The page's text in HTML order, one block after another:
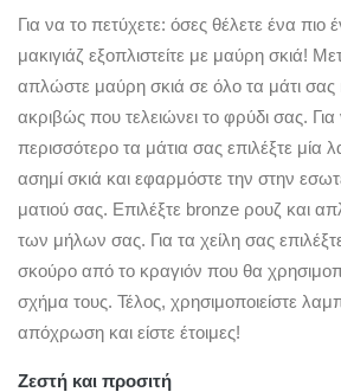
Για να το πετύχετε: όσες θέλετε ένα πιο
μακιγιάζ εξοπλιστείτε με μαύρη σκιά!
απλώστε μαύρη σκιά σε όλο τα μάτι σας
ακριβώς που τελειώνει το φρύδι σας.
περισσότερο τα μάτια σας επιλέξτε
ασημί σκιά και εφαρμόστε την στην
ματιού σας. Επιλέξτε bronze ρουζ και
των μήλων σας. Για τα χείλη σας
σκούρο από το κραγιόν που θα
σχήμα τους. Τέλος, χρησιμοποιείστε
απόχρωση και είστε έτοιμες!
Ζεστή και προσιτή